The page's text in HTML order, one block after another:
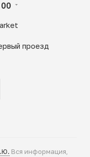
проезд
Вся информация,